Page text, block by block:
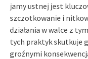
jamy ustnej jest
szczotkowanie i
działania w walce z
tych praktyk skutkuje
groźnymi